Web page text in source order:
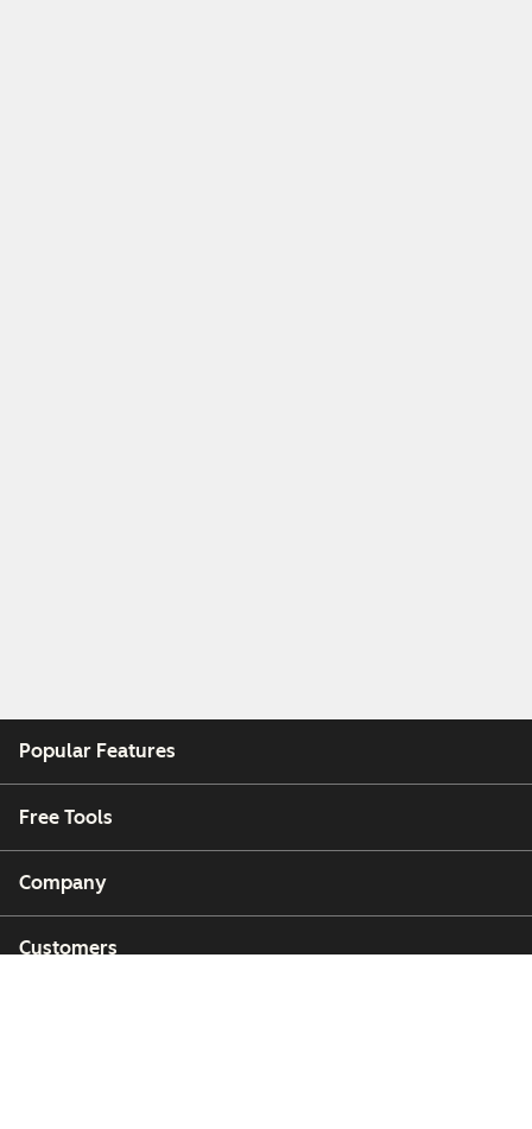
Popular Features
Free Tools
Company
Customers